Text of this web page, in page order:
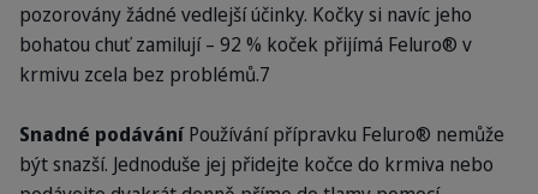
pozorovány žádné vedlejší účinky. Kočky si navíc jeho
bohatou chuť zamilují – 92 % koček přijímá Feluro® v
krmivu zcela bez problémů.7
Snadné podáváníPoužívání přípravku Feluro® nemůže
být snazší. Jednoduše jej přidejte kočce do krmiva nebo